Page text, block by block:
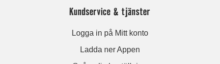
Kundservice & tjänster
Logga in på Mitt konto
Ladda ner Appen